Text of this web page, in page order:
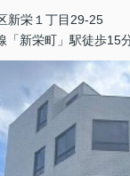
新栄 １丁目29-25
「新栄町」駅徒歩15